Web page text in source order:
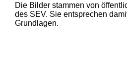
Die Bilder stammen von
des SEV. Sie entsprechen
Grundlagen.